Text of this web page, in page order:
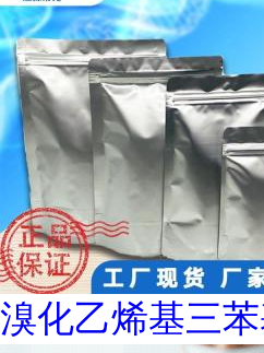
溴化乙烯基三